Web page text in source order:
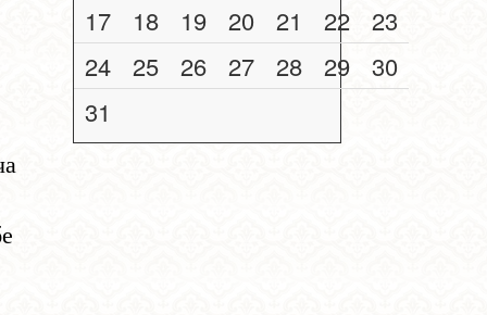
17
18 19 20 21 22
23
24
25 26 27 28 29
30
31